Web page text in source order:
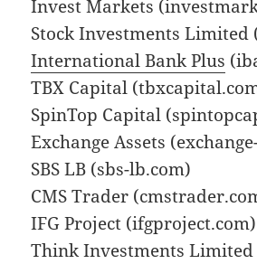
Invest Markets
Stock Investments Limited
International Bank Plus
TBX Capital
SpinTop Capital
Exchange Assets
SBS LB (sbs-lb.com)
CMS Trader
IFG Project (ifgproject.com)
Think Investments